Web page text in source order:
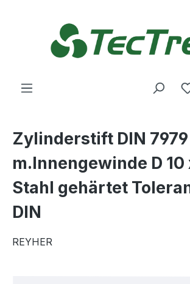
Zylinderstift DIN 7979
m.Innengewinde D 10
Stahl gehärtet
DIN
REYHER